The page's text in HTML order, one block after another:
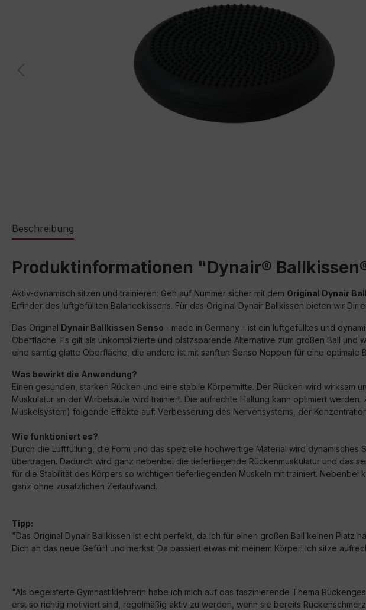
Beschreibung
Produktinformationen "Dynair®
Aktiv-dynamisch sitzen und trainieren: Geh auf Nummer sicher mit dem Original Dynair
Erfinder des luftgefüllten Balancekissens. Für das Original Dynair Ballkissen bieten wir Dir
Das Original Dynair Ballkissen Senso - made in Germany - ist ein luftgefülltes und
Oberfläche. Es gilt als unkomplizierte und platzsparende Alternative zum großen Ball
eine samtig glatte Oberfläche, die andere ist mit sanften Senso Noppen für eine optimale
Was bewirkt die Anwendung?
Einen gesunden, starken Rücken und eine stabile Körpermitte. Der Rücken wird
Muskulatur an der Wirbelsäule wird trainiert. Die aufrechte Haltung kann optimiert
Muskelsystem) folgende Effekte auf: Verbesserung des Nervensystems, der
Wie funktioniert es?
Durch die Luftfüllung, die Form und das spezielle hochwertige Material wird
übertragen. Dadurch wird ganz nebenbei die tieferliegende Rückenmuskulatur und das
für die Stabilität des Körpers so wichtigen tieferliegenden Muskeln mit trainiert.
ganz ohne zusätzlichen Zeitaufwand.
Tipp:
"Das Original Dynair Ballkissen ist echt perfekt, da ich für einen großen Ball keinen Platz
Dich an das neue Gefühl und merkst: Da passiert etwas mit meinem Körper! Ich sitze
"Als begeisterte Gymnastiklehrerin habe ich mich auf das faszinierende Thema
erst so richtig motiviert sind, regelmäßig aktiv zu werden, wenn sie bereits